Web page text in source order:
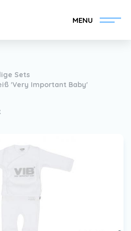
MENU
Finden Sie Ihren VIB®-
Händler
Sets
'Very Important Baby'